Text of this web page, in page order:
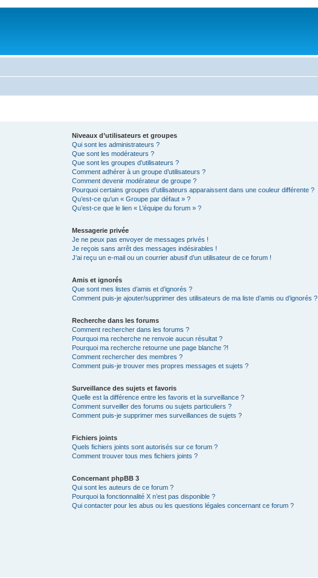
Niveaux d’utilisateurs et groupes
Qui sont les administrateurs ?
Que sont les modérateurs ?
Que sont les groupes d’utilisateurs ?
Comment adhérer à un groupe d’utilisateurs ?
Comment devenir modérateur de groupe ?
Pourquoi certains groupes d’utilisateurs apparaissent dans une couleur différente ?
Qu’est-ce qu’un « Groupe par défaut » ?
Qu’est-ce que le lien « L’équipe du forum » ?
Messagerie privée
Je ne peux pas envoyer de messages privés !
Je reçois sans arrêt des messages indésirables !
J’ai reçu un e-mail ou un courrier abusif d’un utilisateur de ce forum !
Amis et ignorés
Que sont mes listes d’amis et d’ignorés ?
Comment puis-je ajouter/supprimer des utilisateurs de ma liste d’amis ou d’ignorés ?
Recherche dans les forums
Comment rechercher dans les forums ?
Pourquoi ma recherche ne renvoie aucun résultat ?
Pourquoi ma recherche retourne une page blanche ?!
Comment rechercher des membres ?
Comment puis-je trouver mes propres messages et sujets ?
Surveillance des sujets et favoris
Quelle est la différence entre les favoris et la surveillance ?
Comment surveiller des forums ou sujets particuliers ?
Comment puis-je supprimer mes surveillances de sujets ?
Fichiers joints
Quels fichiers joints sont autorisés sur ce forum ?
Comment trouver tous mes fichiers joints ?
Concernant phpBB 3
Qui sont les auteurs de ce forum ?
Pourquoi la fonctionnalité X n’est pas disponible ?
Qui contacter pour les abus ou les questions légales concernant ce forum ?